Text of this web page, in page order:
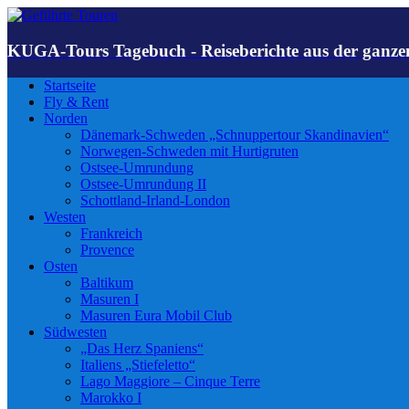
KUGA-Tours Tagebuch - Reiseberichte aus der
Startseite
Fly & Rent
Norden
Dänemark-Schweden „Schnuppertour Skandinavien“
Norwegen-Schweden mit Hurtigruten
Ostsee-Umrundung
Ostsee-Umrundung II
Schottland-Irland-London
Westen
Frankreich
Provence
Osten
Baltikum
Masuren I
Masuren Eura Mobil Club
Südwesten
„Das Herz Spaniens“
Italiens „Stiefeletto“
Lago Maggiore – Cinque Terre
Marokko I